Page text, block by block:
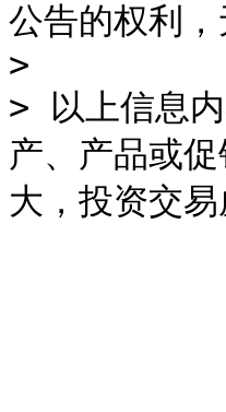
公告的权利，
>
> 以上信息
产、产品或